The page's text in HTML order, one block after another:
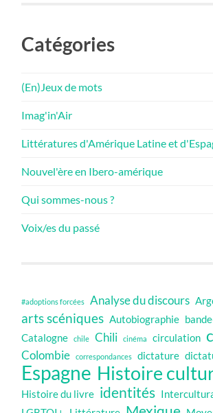
Catégories
(En)Jeux de mots
Imag'in'Air
Littératures d'Amérique Latine et
Nouvel'ère en Ibero-amérique
Qui sommes-nous ?
Voix/es du passé
#adoptions forcées Analyse du discours
arts scéniques Autobiographie
Catalogne
chile Chili cinéma circulation
Colombie correspondances dictature
Espagne Histoire
Histoire du livre identités